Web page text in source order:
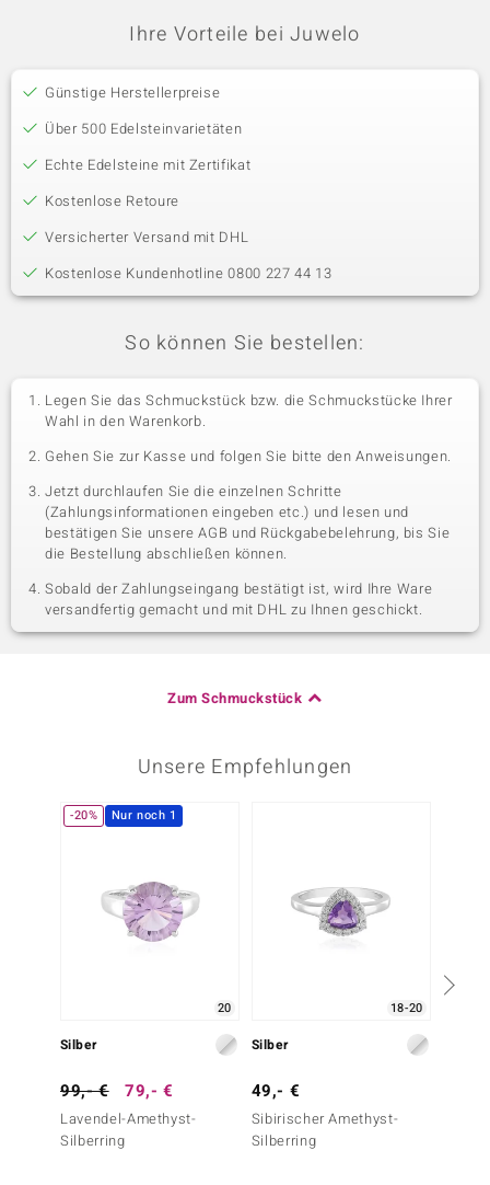
Ihre Vorteile bei Juwelo
Günstige Herstellerpreise
Über 500 Edelsteinvarietäten
Echte Edelsteine mit Zertifikat
Kostenlose Retoure
Versicherter Versand mit DHL
Kostenlose Kundenhotline 0800 227 44 13
So können Sie bestellen:
Legen Sie das Schmuckstück bzw. die Schmuckstücke Ihrer
Wahl in den Warenkorb.
Gehen Sie zur Kasse und folgen Sie bitte den Anweisungen.
Jetzt durchlaufen Sie die einzelnen Schritte
(Zahlungsinformationen eingeben etc.) und lesen und
bestätigen Sie unsere AGB und Rückgabebelehrung, bis Sie
die Bestellung abschließen können.
Sobald der Zahlungseingang bestätigt ist, wird Ihre Ware
versandfertig gemacht und mit DHL zu Ihnen geschickt.
Zum Schmuckstück
Unsere Empfehlungen
-20% Nur noch 1
20
Silber
99,- € 79,- €
Lavendel-Amethyst-
Silberring
18-20
Silber
49,- €
Sibirischer Amethyst-
Silberring